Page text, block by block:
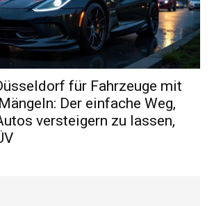
für Fahrzeuge mit
Der einfache Weg,
versteigern zu lassen,